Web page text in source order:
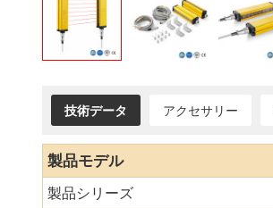
技術データ アクセサリー
製品モデル
製品シリーズ